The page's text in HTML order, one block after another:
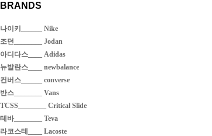
BRANDS
나이키______ Nike
조던________ Jodan
아디다스____ Adidas
뉴발란스____ newbalance
컨버스______ converse
반스________ Vans
TCSS________ Critical Slide
테바________ Teva
라코스테____ Lacoste